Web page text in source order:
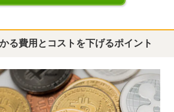
る費用とコストを下げるポイント